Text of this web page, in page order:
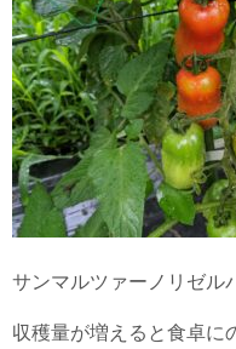
サンマルツァーノリゼル
収穫量が増えると食卓に